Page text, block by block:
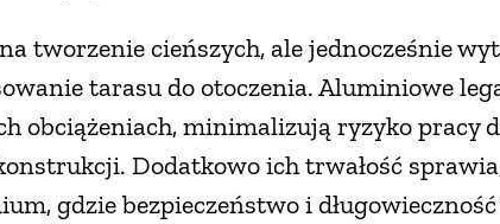
tworzenie cieńszych, ale jednocześnie
tarasu do otoczenia. Aluminiowe
obciążeniach, minimalizują ryzyko pracy
Dodatkowo ich trwałość
gdzie bezpieczeństwo i